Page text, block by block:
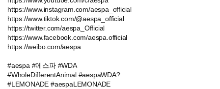
https://www.instagram.com/aespa_official
https://www.tiktok.com/@aespa_official
https://twitter.com/aespa_Official
https://www.facebook.com/aespa.official
https://weibo.com/aespa
#aespa #에스파 #WDA
#WholeDifferentAnimal #aespaWDA?
#LEMONADE #aespaLEMONADE